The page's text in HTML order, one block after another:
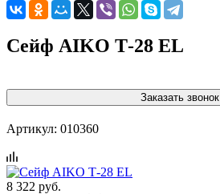
Сейф AIKO Т-28 EL
Заказать звонок
Артикул: 010360
8 322 руб.